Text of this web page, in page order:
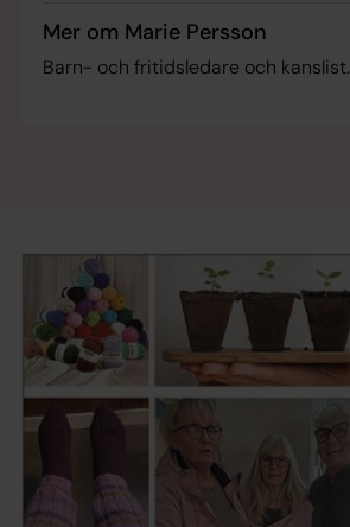
Mer om Marie Persson
Barn- och fritidsledare och kanslist.